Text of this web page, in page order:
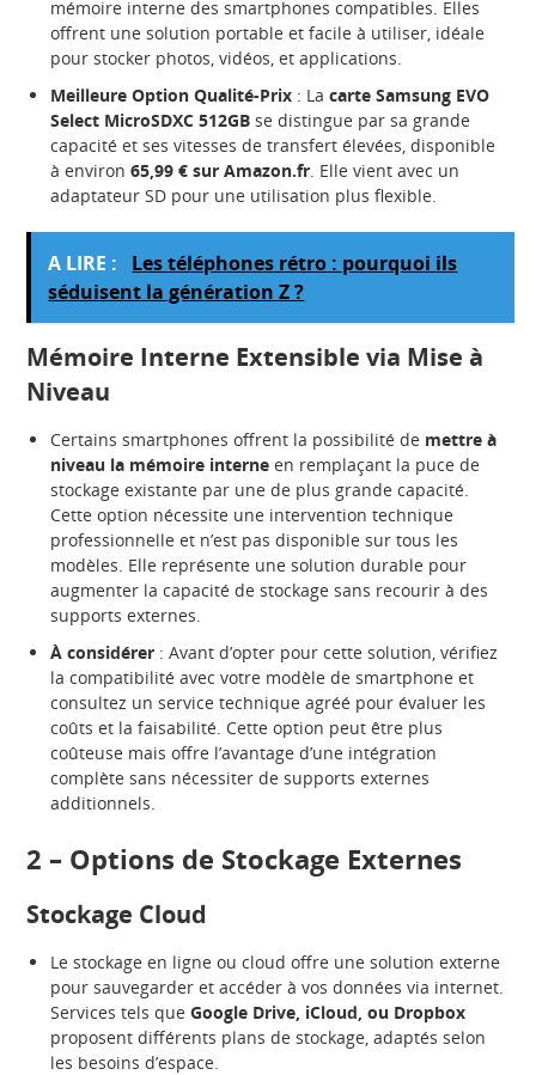
mémoire interne des smartphones compatibles. Elles
offrent une solution portable et facile à utiliser, idéale
pour stocker photos, vidéos, et applications.
Meilleure Option Qualité-Prix : Lacarte Samsung EVO
Select MicroSDXC 512GB se distingue par sa grande
capacité et ses vitesses de transfert élevées, disponible
à environ65,99 € sur Amazon.fr . Elle vient avec un
adaptateur SD pour une utilisation plus flexible.
A LIRE :
Les téléphones rétro : pourquoi ils
séduisent la génération Z ?
Mémoire Interne Extensible via Mise à
Niveau
Certains smartphones offrent la possibilité de mettre à
niveau la mémoire interne en remplaçant la puce de
stockage existante par une de plus grande capacité.
Cette option nécessite une intervention technique
professionnelle et n’est pas disponible sur tous les
modèles. Elle représente une solution durable pour
augmenter la capacité de stockage sans recourir à des
supports externes.
À considérer : Avant d’opter pour cette solution, vérifiez
la compatibilité avec votre modèle de smartphone et
consultez un service technique agréé pour évaluer les
coûts et la faisabilité. Cette option peut être plus
coûteuse mais offre l’avantage d’une intégration
complète sans nécessiter de supports externes
additionnels.
2 – Options de Stockage Externes
Stockage Cloud
Le stockage en ligne ou cloud offre une solution externe
pour sauvegarder et accéder à vos données via internet.
Services tels queGoogle Drive, iCloud, ou Dropbox
proposent différents plans de stockage, adaptés selon
les besoins d’espace.